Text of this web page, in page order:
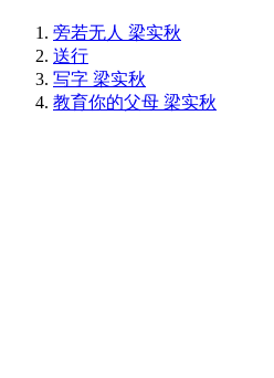
旁若无人 梁实秋
送行
写字 梁实秋
教育你的父母 梁实秋